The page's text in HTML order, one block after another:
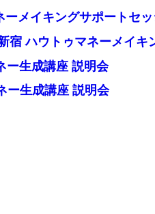
メイキングサポートセ
宿 ハウトゥマネーメイキ
ー生成講座 説明会
ー生成講座 説明会